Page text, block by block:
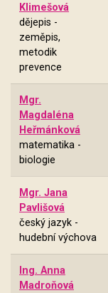
Klimešová
dějepis -
zeměpis,
metodik
prevence
Mgr.
Magdaléna
Heřmánková
matematika -
biologie
Mgr. Jana
Pavlišová
český jazyk -
hudební výchova
Ing. Anna
Madroňová